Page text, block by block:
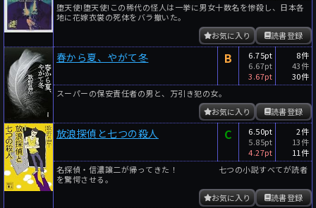
堕天使!堕天使!この稀代の怪人は一挙に男女十数名を惨殺し、日本各
地に花嫁衣裳の死体をバラ撤いた。
読書登録
お気に入り
春から夏、やがて冬 B
6.75pt
6.67pt
3.67pt
8件
43件
30件
スーパーの保安責任者の男と、万引き犯の女。
読書登録
お気に入り
放浪探偵と七つの殺人 C
6.50pt
5.85pt
4.27pt
2件
13件
11件
名探偵・信濃譲二が帰ってきた！ 七つの小説すべてが読者
を驚愕させる。
読書登録
お気に入り